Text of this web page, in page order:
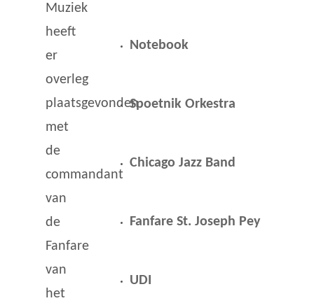
Muziek
heeft
er
overleg
plaatsgevonden
met
de
commandant
van
de
Fanfare
van
het
Notebook
Spoetnik Orkestra
Chicago Jazz Band
Fanfare St. Joseph Pey
UDI